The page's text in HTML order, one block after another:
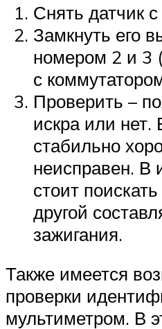
Снять датчик
Замкнуть его
номером 2 и 3
с
Проверить –
искра или нет.
стабильно
неисправен. В
стоит
другой
зажигания.
Также имеется
проверки
мультиметром. В